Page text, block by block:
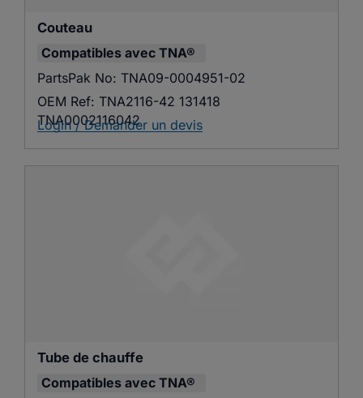
Couteau
Compatibles avec TNA®
PartsPak No: TNA09-0004951-02
OEM Ref: TNA2116-42 131418
TNA0002116042
Login / Demander un devis
Tube de chauffe
Compatibles avec TNA®